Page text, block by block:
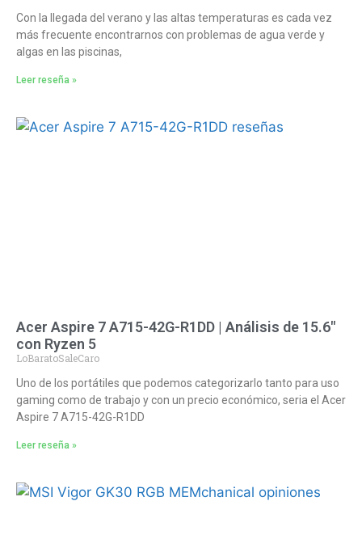
Con la llegada del verano y las altas temperaturas es cada vez
más frecuente encontrarnos con problemas de agua verde y
algas en las piscinas,
Leer reseña »
Acer Aspire 7 A715-42G-R1DD | Análisis de 15.6″
con Ryzen 5
LoBaratoSaleCaro
Uno de los portátiles que podemos categorizarlo tanto para uso
gaming como de trabajo y con un precio económico, seria el Acer
Aspire 7 A715-42G-R1DD
Leer reseña »